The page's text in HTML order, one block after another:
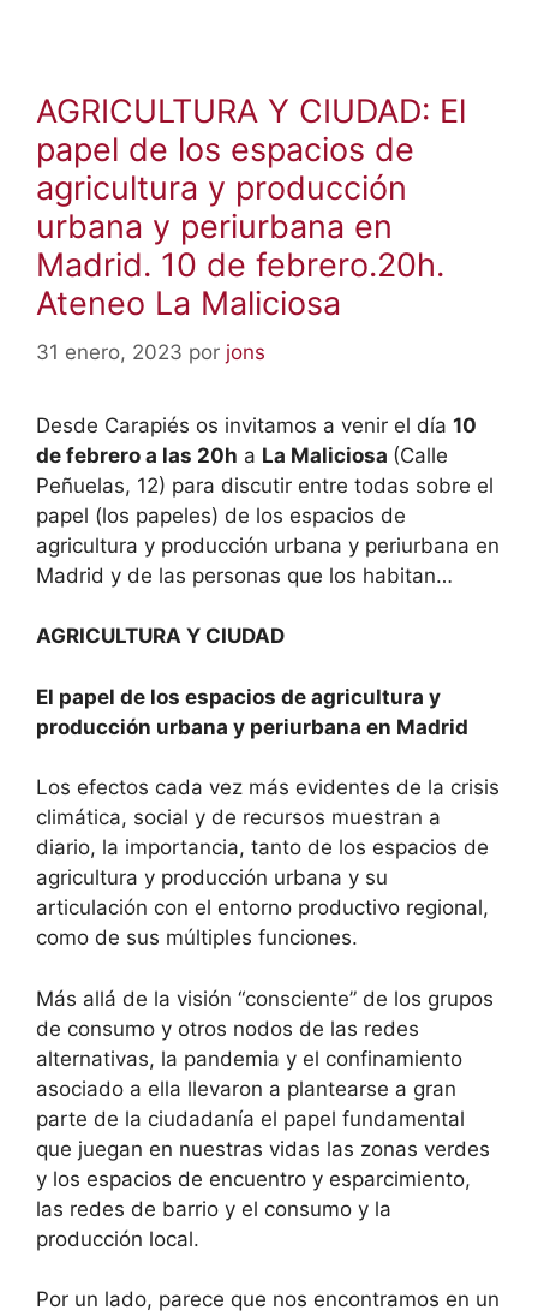
AGRICULTURA Y CIUDAD: El
papel de los espacios de
agricultura y producción
urbana y periurbana en
Madrid. 10 de febrero.20h.
Ateneo La Maliciosa
31 enero, 2023 por jons
Desde Carapiés os invitamos a venir el día 10
de febrero a las 20h a La Maliciosa (Calle
Peñuelas, 12) para discutir entre todas sobre el
papel (los papeles) de los espacios de
agricultura y producción urbana y periurbana en
Madrid y de las personas que los habitan…
AGRICULTURA Y CIUDAD
El papel de los espacios de agricultura y
producción urbana y periurbana en Madrid
Los efectos cada vez más evidentes de la crisis
climática, social y de recursos muestran a
diario, la importancia, tanto de los espacios de
agricultura y producción urbana y su
articulación con el entorno productivo regional,
como de sus múltiples funciones.
Más allá de la visión “consciente” de los grupos
de consumo y otros nodos de las redes
alternativas, la pandemia y el confinamiento
asociado a ella llevaron a plantearse a gran
parte de la ciudadanía el papel fundamental
que juegan en nuestras vidas las zonas verdes
y los espacios de encuentro y esparcimiento,
las redes de barrio y el consumo y la
producción local.
Por un lado, parece que nos encontramos en un